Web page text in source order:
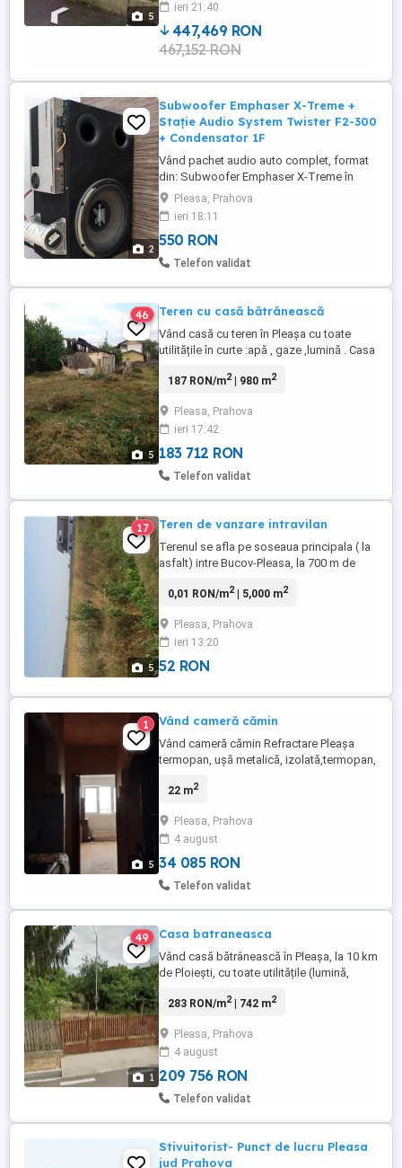
5
electricitate pe teren, gaze si canalizare la
poarta. Telefonul: ...
ieri 21:40
447,469 RON
467,152 RON
2
Subwoofer Emphaser X-Treme +
Stație Audio System Twister F2-300
+ Condensator 1F
Vând pachet audio auto complet, format
din: Subwoofer Emphaser X-Treme în
incintă bass-reflex Stație Audio System
Twister F2-300 Condensator Power Cap
1.0 Farad Funcționează perfect, fără
probleme tehnice. Bass puternic și sunet
clar. Se vinde deoarece nu îl mai folosesc.
Pleasa, Prahova
ieri 18:11
550 RON
Telefon validat
5
46 Teren cu casă bătrânească
Vând casă cu teren în Pleașa cu toate
utilitățile în curte :apă , gaze ,lumină . Casa
Deschidere la strad de 10,30metri asfaltat,
mare .Strada Constantin Brâncoveanu
Nr.44. Tel. zero-zero-trei-patru-șase-zero-
șapte-nouă-zero-patru- ...
187 RON/m2| 980 m2
Pleasa, Prahova
ieri 17:42
183 712 RON
Telefon validat
5
17 Teren de vanzare intravilan
Terenul se afla pe soseaua principala ( la
asfalt) intre Bucov-Pleasa, la 700 m de
partea dreapta), are deschidere in sosea
suprafata totala: 5000, Front stradal:
14,5Acces: Amenajare strazi: Asfaltate
Alte caracteristici: ...
0,01 RON/m2| 5,000 m2
Pleasa, Prahova
ieri 13:20
52 RON
5
1 Vând cameră cămin
Vând cameră cămin Refractare Pleașa
termopan, ușă metalică, izolată,termopan,
preț 6500 euro negociabil sau de închiriat
22 m2
Pleasa, Prahova
4 august
34 085 RON
Telefon validat
1
49 Casa batraneasca
Vând casă bătrânească în Pleașa, la 10 km
de Ploiești, cu toate utilitățile (lumină,
suprafață de 742 m 2, cu o deschidere la
cumsecade . Insist sa ma sunati la telefon.
Nu raspund la mesaje pe publi24. tel. zero
sapte ...
283 RON/m2| 742 m2
Pleasa, Prahova
4 august
209 756 RON
Telefon validat
Stivuitorist- Punct de lucru Pleasa
jud Prahova